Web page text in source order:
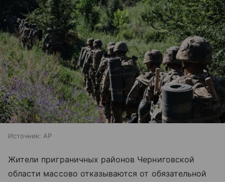
Источник: AP
Жители приграничных районов Черниговской
области массово отказываются от обязательной